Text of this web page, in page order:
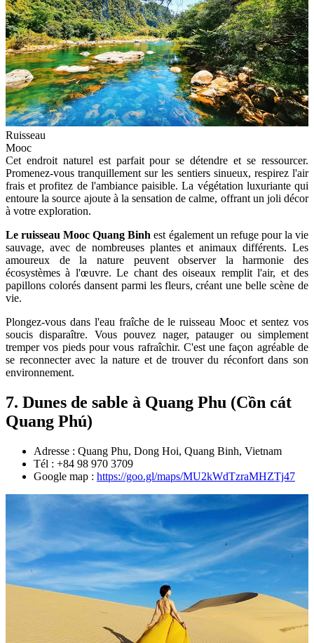
Ruisseau
Mooc
Cet endroit naturel est parfait pour se détendre et se ressourcer.
Promenez-vous tranquillement sur les sentiers sinueux, respirez l'air
frais et profitez de l'ambiance paisible. La végétation luxuriante qui
entoure la source ajoute à la sensation de calme, offrant un joli décor
à votre exploration.
Le ruisseau Mooc Quang Binh est également un refuge pour la vie
sauvage, avec de nombreuses plantes et animaux différents. Les
amoureux de la nature peuvent observer la harmonie des
écosystèmes à l'œuvre. Le chant des oiseaux remplit l'air, et des
papillons colorés dansent parmi les fleurs, créant une belle scène de
vie.
Plongez-vous dans l'eau fraîche de le ruisseau Mooc et sentez vos
soucis disparaître. Vous pouvez nager, patauger ou simplement
tremper vos pieds pour vous rafraîchir. C'est une façon agréable de
se reconnecter avec la nature et de trouver du réconfort dans son
environnement.
7. Dunes de sable à Quang Phu (Cồn cát
Quang Phú)
Adresse : Quang Phu, Dong Hoi, Quang Binh, Vietnam
Tél : +84 98 970 3709
Google map : https://goo.gl/maps/MU2kWdTzraMHZTj47